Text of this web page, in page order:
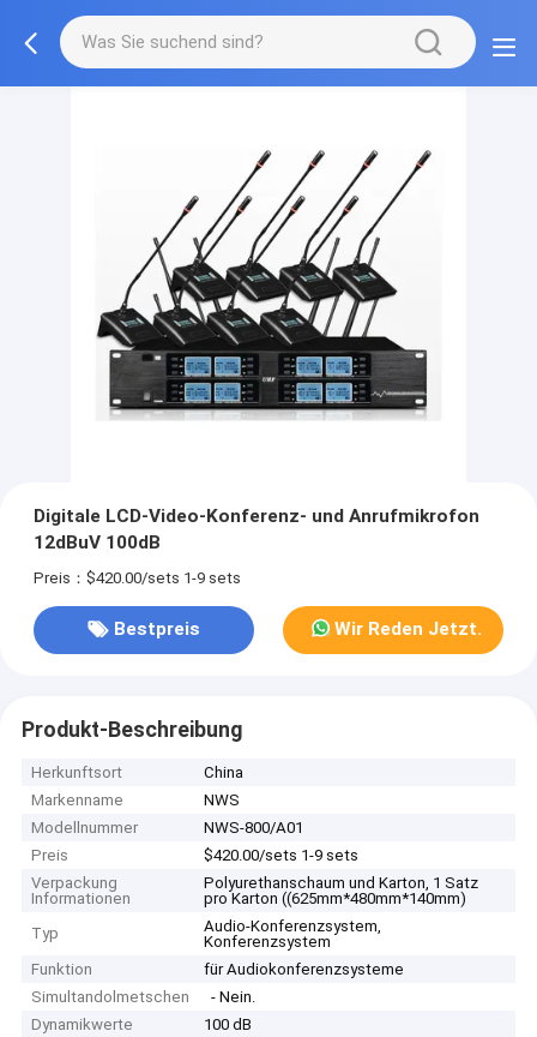
Digitale LCD-Video-Konferenz- und Anrufmikrofon
12dBuV 100dB
Preis：$420.00/sets 1-9 sets
Bestpreis Wir Reden Jetzt.
Produkt-Beschreibung
Herkunftsort
China
Markenname
NWS
Modellnummer
NWS-800/A01
Preis
$420.00/sets 1-9 sets
Verpackung
Informationen
Polyurethanschaum und Karton, 1 Satz
pro Karton ((625mm*480mm*140mm)
Typ
Audio-Konferenzsystem,
Konferenzsystem
Funktion
für Audiokonferenzsysteme
Simultandolmetschen
- Nein.
Dynamikwerte
100 dB